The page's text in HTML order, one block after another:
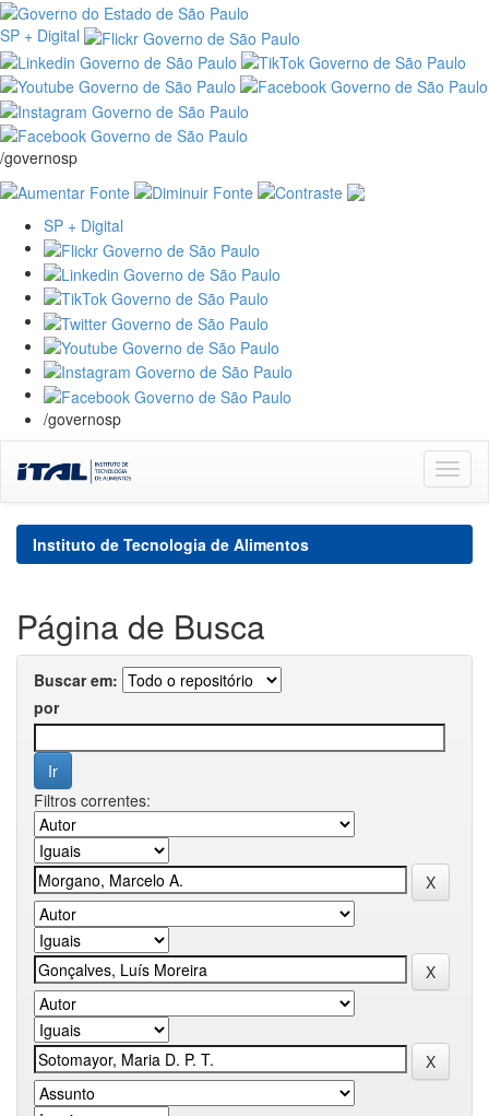
SP + Digital
/governosp
SP + Digital
/governosp
navigation
Instituto de Tecnologia de Alimentos
Página de Busca
Buscar em:
por
Filtros correntes: